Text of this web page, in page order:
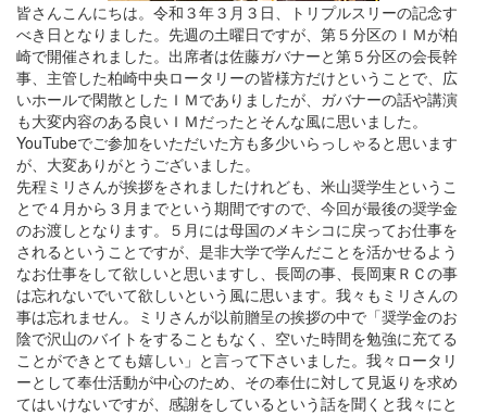
皆さんこんにちは。令和３年３月３日、トリプルスリーの記念す
べき日となりました。先週の土曜日ですが、第５分区のＩＭが柏
崎で開催されました。出席者は佐藤ガバナーと第５分区の会長幹
事、主管した柏崎中央ロータリーの皆様方だけということで、広
いホールで閑散としたＩＭでありましたが、ガバナーの話や講演
も大変内容のある良いＩＭだったとそんな風に思いました。
YouTubeでご参加をいただいた方も多少いらっしゃると思います
が、大変ありがとうございました。
先程ミリさんが挨拶をされましたけれども、米山奨学生というこ
とで４月から３月までという期間ですので、今回が最後の奨学金
のお渡しとなります。５月には母国のメキシコに戻ってお仕事を
されるということですが、是非大学で学んだことを活かせるよう
なお仕事をして欲しいと思いますし、長岡の事、長岡東ＲＣの事
は忘れないでいて欲しいという風に思います。我々もミリさんの
事は忘れません。ミリさんが以前贈呈の挨拶の中で「奨学金のお
陰で沢山のバイトをすることもなく、空いた時間を勉強に充てる
ことができとても嬉しい」と言って下さいました。我々ロータリ
ーとして奉仕活動が中心のため、その奉仕に対して見返りを求め
てはいけないですが、感謝をしているという話を聞くと我々にと